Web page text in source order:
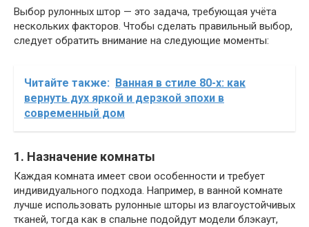
Выбор рулонных штор — это задача, требующая учёта
нескольких факторов. Чтобы сделать правильный выбор,
следует обратить внимание на следующие моменты:
Читайте также: Ванная в стиле 80-х: как
вернуть дух яркой и дерзкой эпохи в
современный дом
1. Назначение комнаты
Каждая комната имеет свои особенности и требует
индивидуального подхода. Например, в ванной комнате
лучше использовать рулонные шторы из влагоустойчивых
тканей, тогда как в спальне подойдут модели блэкаут,